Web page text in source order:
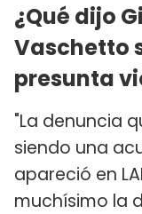
¿Qué dijo
Vaschetto
presunta
"La denuncia
siendo una
apareció en
muchísimo la